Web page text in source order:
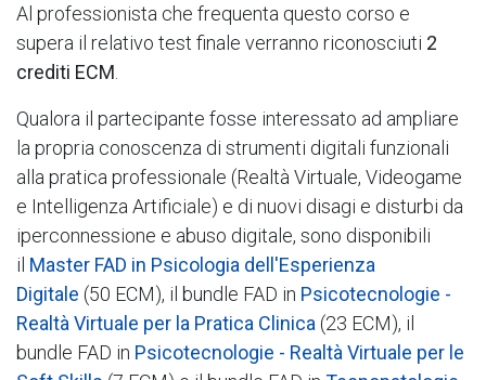
Al professionista che frequenta questo corso e
supera il relativo test finale verranno riconosciuti 2
crediti ECM
Qualora il partecipante fosse interessato ad ampliare
la propria conoscenza di strumenti digitali funzionali
alla pratica professionale (Realtà Virtuale, Videogame
e Intelligenza Artificiale) e di nuovi disagi e disturbi da
iperconnessione e abuso digitale, sono disponibili
il Master FAD in Psicologia dell'Esperienza
Digitale (50 ECM), il bundle FAD in Psicotecnologie -
Realtà Virtuale per la Pratica Clinica (23 ECM), il
bundle FAD in Psicotecnologie - Realtà Virtuale per le